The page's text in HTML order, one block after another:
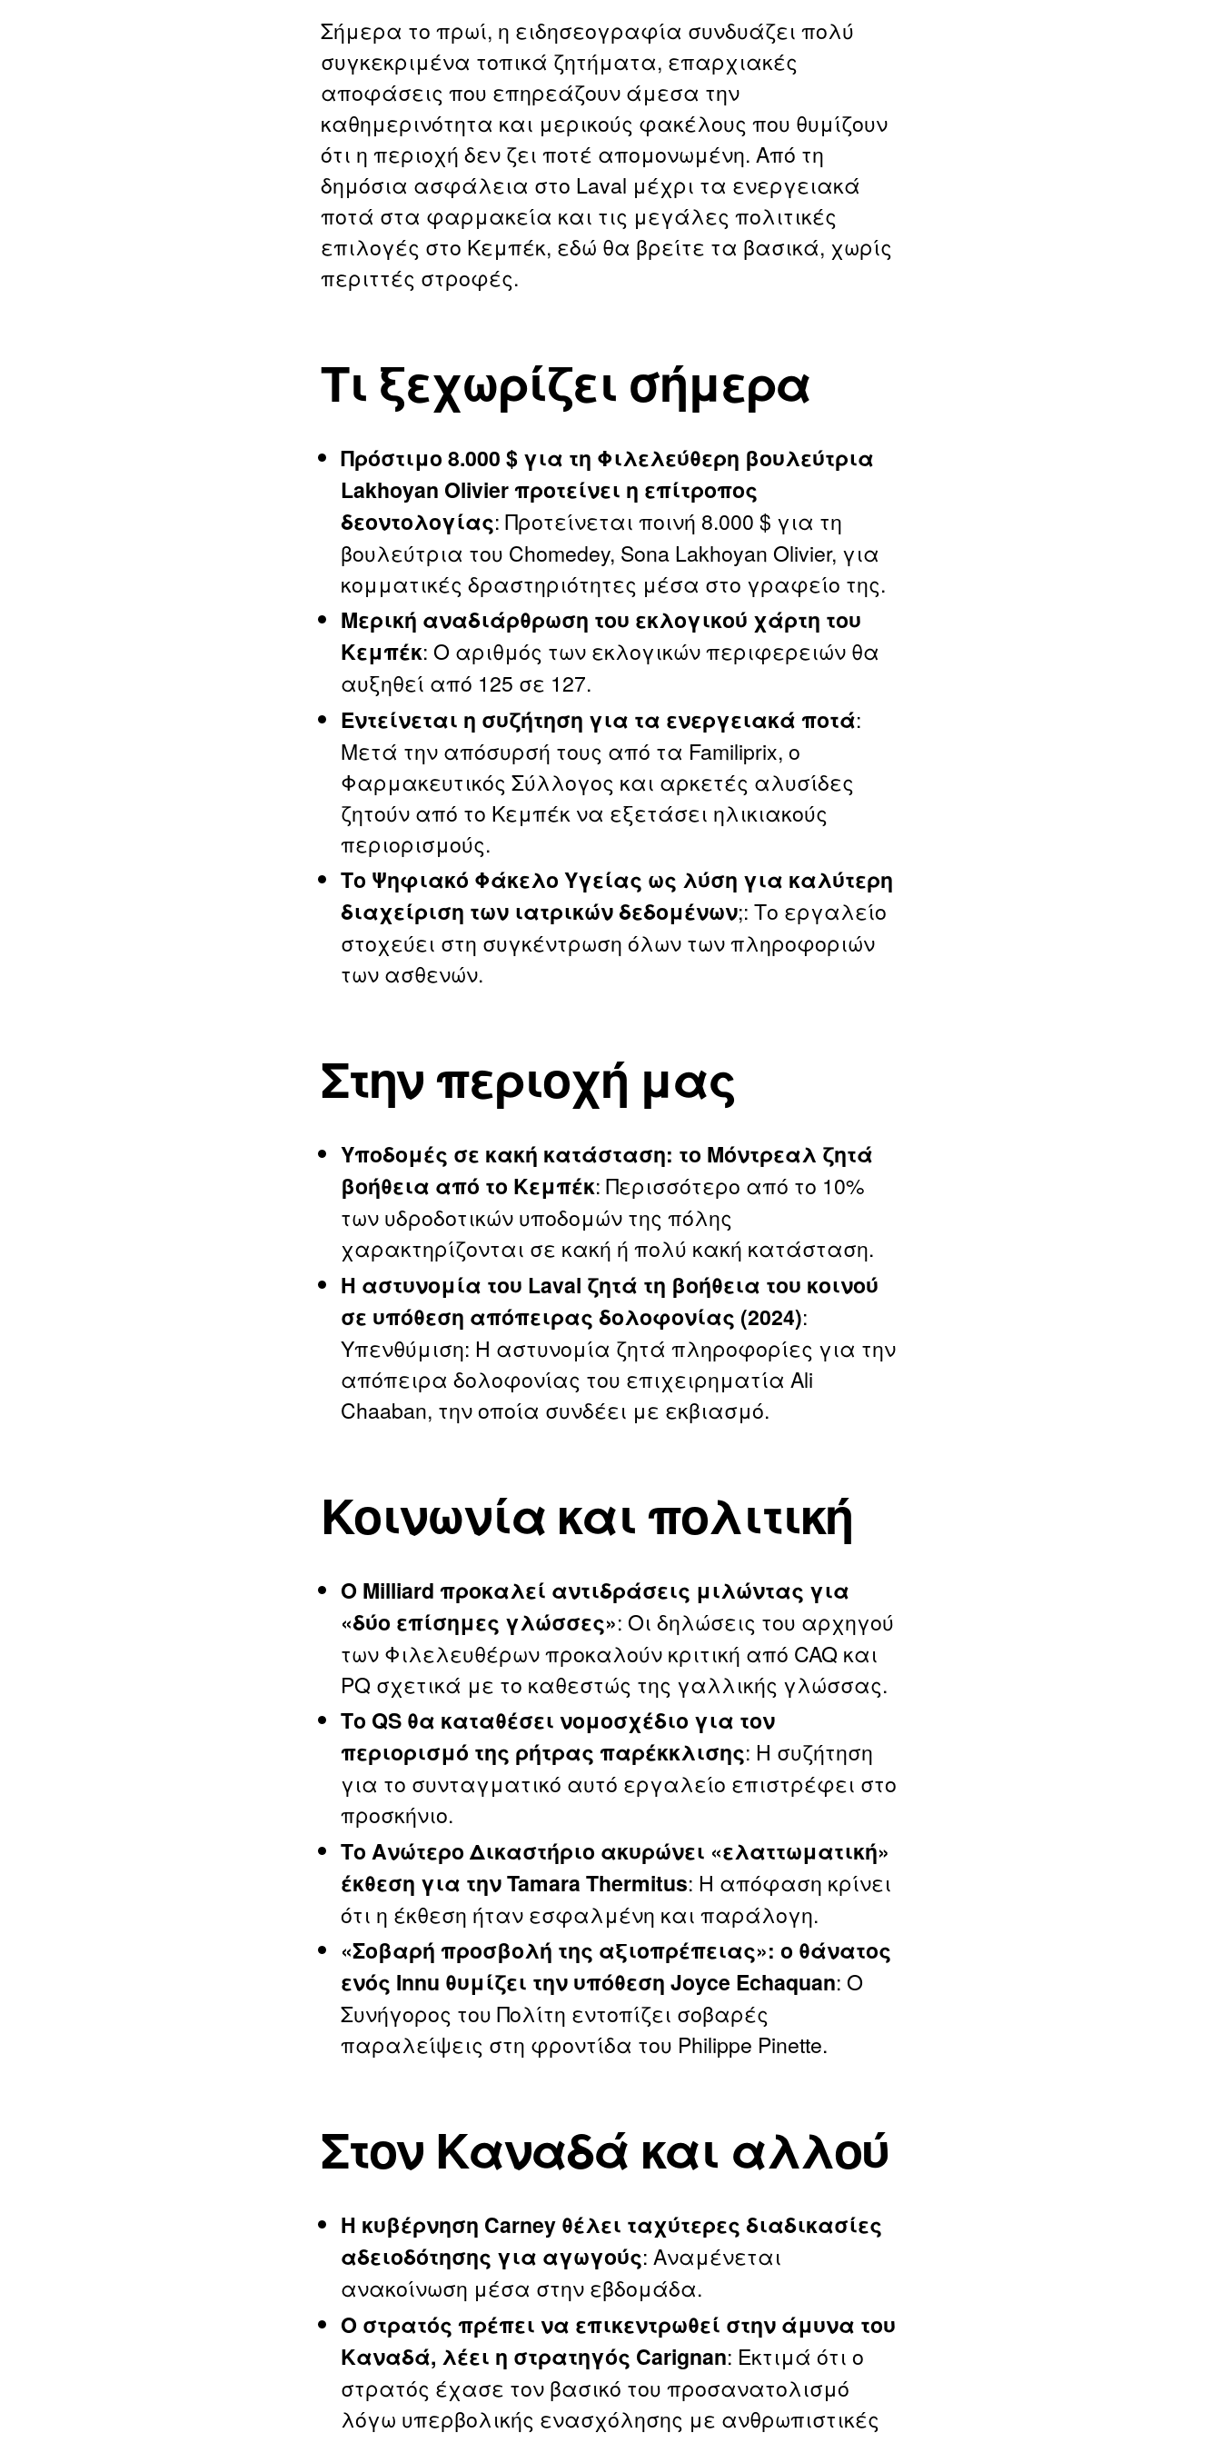
Σήμερα το πρωί, η ειδησεογραφία συνδυάζει πολύ
συγκεκριμένα τοπικά ζητήματα, επαρχιακές
αποφάσεις που επηρεάζουν άμεσα την
καθημερινότητα και μερικούς φακέλους που θυμίζουν
ότι η περιοχή δεν ζει ποτέ απομονωμένη. Από τη
δημόσια ασφάλεια στο Laval μέχρι τα ενεργειακά
ποτά στα φαρμακεία και τις μεγάλες πολιτικές
επιλογές στο Κεμπέκ, εδώ θα βρείτε τα βασικά, χωρίς
περιττές στροφές.
Τι ξεχωρίζει σήμερα
Πρόστιμο 8.000 $ για τη Φιλελεύθερη βουλεύτρια
Lakhoyan Olivier προτείνει η επίτροπος
δεοντολογίας: Προτείνεται ποινή 8.000 $ για τη
βουλεύτρια του Chomedey, Sona Lakhoyan Olivier, για
κομματικές δραστηριότητες μέσα στο γραφείο της.
Μερική αναδιάρθρωση του εκλογικού χάρτη του
Κεμπέκ: Ο αριθμός των εκλογικών περιφερειών θα
αυξηθεί από 125 σε 127.
Εντείνεται η συζήτηση για τα ενεργειακά ποτά:
Μετά την απόσυρσή τους από τα Familiprix, ο
Φαρμακευτικός Σύλλογος και αρκετές αλυσίδες
ζητούν από το Κεμπέκ να εξετάσει ηλικιακούς
περιορισμούς.
Το Ψηφιακό Φάκελο Υγείας ως λύση για καλύτερη
διαχείριση των ιατρικών δεδομένων;: Το εργαλείο
στοχεύει στη συγκέντρωση όλων των πληροφοριών
των ασθενών.
Στην περιοχή μας
Υποδομές σε κακή κατάσταση: το Μόντρεαλ ζητά
βοήθεια από το Κεμπέκ: Περισσότερο από το 10%
των υδροδοτικών υποδομών της πόλης
χαρακτηρίζονται σε κακή ή πολύ κακή κατάσταση.
Η αστυνομία του Laval ζητά τη βοήθεια του κοινού
σε υπόθεση απόπειρας δολοφονίας (2024):
Υπενθύμιση: Η αστυνομία ζητά πληροφορίες για την
απόπειρα δολοφονίας του επιχειρηματία Ali
Chaaban, την οποία συνδέει με εκβιασμό.
Κοινωνία και πολιτική
Ο Milliard προκαλεί αντιδράσεις μιλώντας για
«δύο επίσημες γλώσσες»: Οι δηλώσεις του αρχηγού
των Φιλελευθέρων προκαλούν κριτική από CAQ και
PQ σχετικά με το καθεστώς της γαλλικής γλώσσας.
Το QS θα καταθέσει νομοσχέδιο για τον
περιορισμό της ρήτρας παρέκκλισης: Η συζήτηση
για το συνταγματικό αυτό εργαλείο επιστρέφει στο
προσκήνιο.
Το Ανώτερο Δικαστήριο ακυρώνει «ελαττωματική»
έκθεση για την Tamara Thermitus: Η απόφαση κρίνει
ότι η έκθεση ήταν εσφαλμένη και παράλογη.
«Σοβαρή προσβολή της αξιοπρέπειας»: ο θάνατος
ενός Innu θυμίζει την υπόθεση Joyce Echaquan: Ο
Συνήγορος του Πολίτη εντοπίζει σοβαρές
παραλείψεις στη φροντίδα του Philippe Pinette.
Στον Καναδά και αλλού
Η κυβέρνηση Carney θέλει ταχύτερες διαδικασίες
αδειοδότησης για αγωγούς: Αναμένεται
ανακοίνωση μέσα στην εβδομάδα.
Ο στρατός πρέπει να επικεντρωθεί στην άμυνα του
Καναδά, λέει η στρατηγός Carignan: Εκτιμά ότι ο
στρατός έχασε τον βασικό του προσανατολισμό
λόγω υπερβολικής ενασχόλησης με ανθρωπιστικές